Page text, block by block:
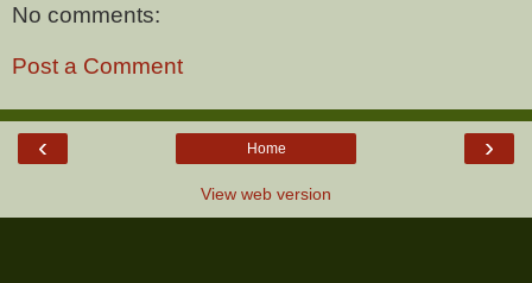
No comments:
Post a Comment
‹ ›
Home
View web version